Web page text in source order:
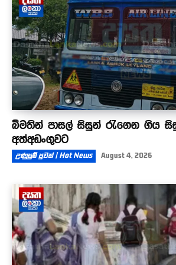
බීමතින් පාසල් සිසුන් රැගෙන ගිය
අත්අඩංගුවට
උණුසුම් පුවත් | Hot News August 4, 2026